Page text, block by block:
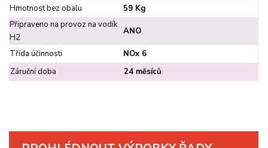
Hmotnost bez obalu
59 Kg
Připraveno na provoz na vodík
H2
ANO
Třída účinnosti
NOx 6
Záruční doba
24 měsíců